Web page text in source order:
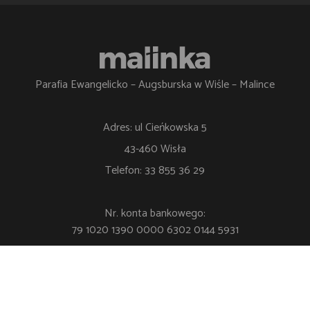
Parafia Ewangelicko – Augsburska w Wiśle – Malince
Adres: ul Cieńkowska 5
43-460 Wisła
Telefon: 33 855 36 29
Nr. konta bankowego:
79 1020 1390 0000 6302 0144 5931